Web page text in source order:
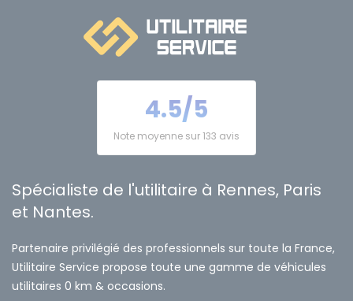
4.5/5
Note moyenne sur 133 avis
Spécialiste de l'utilitaire à Rennes, Paris
et Nantes.
Partenaire privilégié des professionnels sur toute la France,
Utilitaire Service propose toute une gamme de véhicules
utilitaires 0 km & occasions.